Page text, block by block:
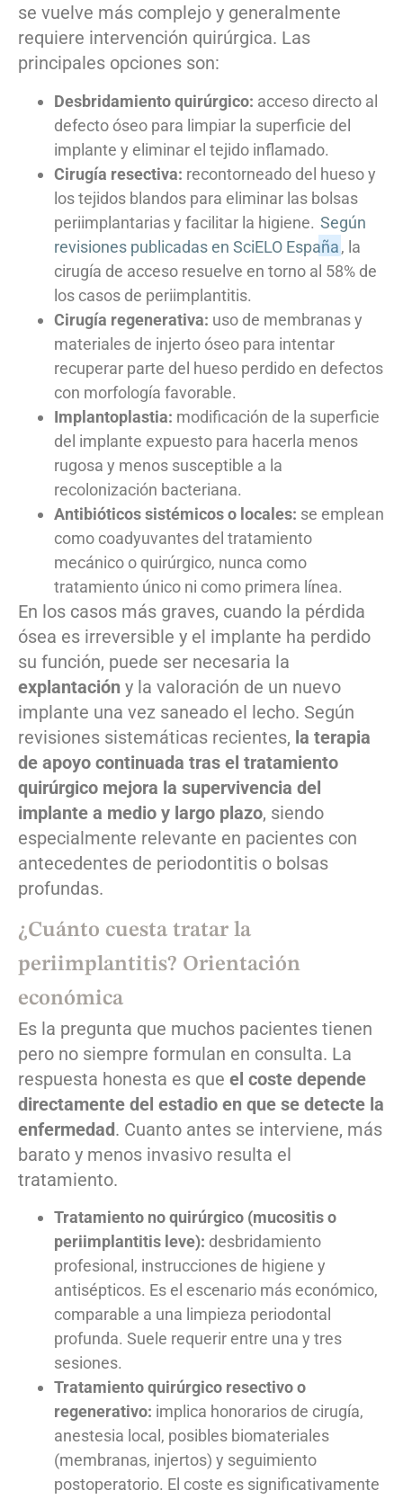
se vuelve más complejo y generalmente
requiere intervención quirúrgica. Las
principales opciones son:
Desbridamiento quirúrgico: acceso directo al
defecto óseo para limpiar la superficie del
implante y eliminar el tejido inflamado.
Cirugía resectiva: recontorneado del hueso y
los tejidos blandos para eliminar las bolsas
periimplantarias y facilitar la higiene. Según
revisiones publicadas en SciELO España, la
cirugía de acceso resuelve en torno al 58% de
los casos de periimplantitis.
Cirugía regenerativa: uso de membranas y
materiales de injerto óseo para intentar
recuperar parte del hueso perdido en defectos
con morfología favorable.
Implantoplastia: modificación de la superficie
del implante expuesto para hacerla menos
rugosa y menos susceptible a la
recolonización bacteriana.
Antibióticos sistémicos o locales: se emplean
como coadyuvantes del tratamiento
mecánico o quirúrgico, nunca como
tratamiento único ni como primera línea.
En los casos más graves, cuando la pérdida
ósea es irreversible y el implante ha perdido
su función, puede ser necesaria la
explantación y la valoración de un nuevo
implante una vez saneado el lecho. Según
revisiones sistemáticas recientes, la terapia
de apoyo continuada tras el tratamiento
quirúrgico mejora la supervivencia del
implante a medio y largo plazo, siendo
especialmente relevante en pacientes con
antecedentes de periodontitis o bolsas
profundas.
¿Cuánto cuesta tratar la
periimplantitis? Orientación
económica
Es la pregunta que muchos pacientes tienen
pero no siempre formulan en consulta. La
respuesta honesta es que el coste depende
directamente del estadio en que se detecte la
enfermedad. Cuanto antes se interviene, más
barato y menos invasivo resulta el
tratamiento.
Tratamiento no quirúrgico (mucositis o
periimplantitis leve): desbridamiento
profesional, instrucciones de higiene y
antisépticos. Es el escenario más económico,
comparable a una limpieza periodontal
profunda. Suele requerir entre una y tres
sesiones.
Tratamiento quirúrgico resectivo o
regenerativo: implica honorarios de cirugía,
anestesia local, posibles biomateriales
(membranas, injertos) y seguimiento
postoperatorio. El coste es significativamente